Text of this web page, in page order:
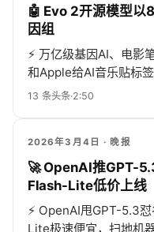
🤖 Evo 2开源模型以
因组
⚡ 万亿级基因AI、电影
和Apple给AI音乐贴标
13 条头条·2:50
2026年3月4日 · 晚报
🚀 OpenAI推GPT-
Flash-Lite低价上线
⚡ OpenAI甩GPT-5.3
Lite极速便宜，扫地机